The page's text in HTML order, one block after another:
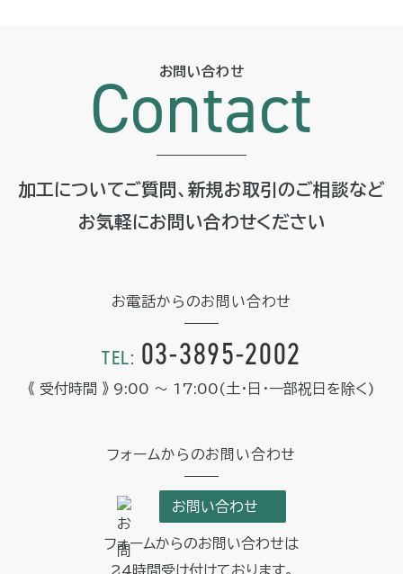
お問い合わせ
Contact
加工についてご質問、新規お取引のご相談など
お気軽にお問い合わせください
お電話からのお問い合わせ
TEL: 03-3895-2002
《 受付時間 》 9:00 ～ 17:00(土・日・一部祝日を除く)
フォームからのお問い合わせ
お問い合わせ
フォームからのお問い合わせは
24時間受け付けております。